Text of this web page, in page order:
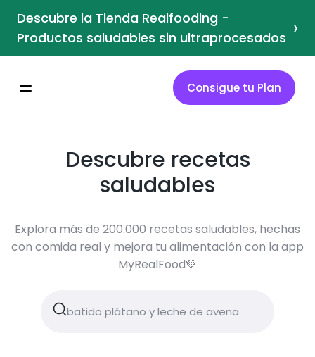
Descubre la Tienda Realfooding -
Productos saludables sin ultraprocesados ›
Consigue tu Plan
Descubre recetas
saludables
Explora más de 200.000 recetas saludables, hechas
con comida real y mejora tu alimentación con la app
MyRealFood💚